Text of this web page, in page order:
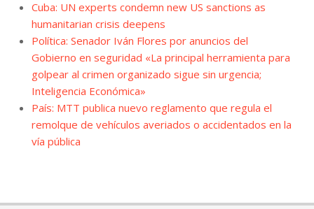
Cuba: UN experts condemn new US sanctions as
humanitarian crisis deepens
Política: Senador Iván Flores por anuncios del
Gobierno en seguridad «La principal herramienta para
golpear al crimen organizado sigue sin urgencia;
Inteligencia Económica»
País: MTT publica nuevo reglamento que regula el
remolque de vehículos averiados o accidentados en la
vía pública